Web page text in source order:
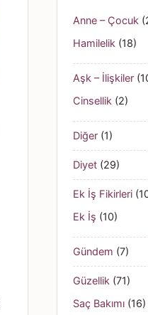
Anne – Çocuk
Hamilelik (18)
Aşk – İlişkiler
Cinsellik (2)
Diğer (1)
Diyet (29)
Ek İş Fikirleri
Ek İş (10)
Gündem (7)
Güzellik (71)
Saç Bakımı (16)